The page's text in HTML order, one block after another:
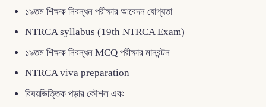
১৯তম শিক্ষক নিবন্ধন পরীক্ষার আবেদন যোগ্যতা
NTRCA syllabus (19th NTRCA Exam)
১৯তম শিক্ষক নিবন্ধন MCQ পরীক্ষার মানবন্টন
NTRCA viva preparation
বিষয়ভিত্তিক পড়ার কৌশল এবং